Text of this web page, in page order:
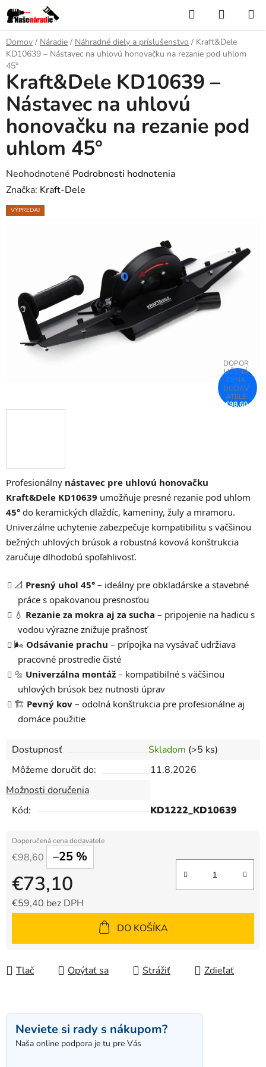
Prejsť
na
obsah
Hľadať
KOŠÍK
Domov / Náradie / Náhradné diely a príslušenstvo / Kraft&Dele
KD10639 – Nástavec na uhlovú honovačku na rezanie pod uhlom
45°
Profesionálny nástavec pre uhlovú honovačku
Kraft&Dele KD10639 umožňuje presné rezanie pod uhlom
45° do keramických dlaždíc, kameniny, žuly a mramoru.
Univerzálne uchytenie zabezpečuje kompatibilitu s väčšinou
bežných uhlových brúsok a robustná kovová konštrukcia
zaručuje dlhodobú spoľahlivosť.
📐 Presný uhol 45° – ideálny pre obkladárske a stavebné
práce s opakovanou presnosťou
💧 Rezanie za mokra aj za sucha – pripojenie na hadicu s
vodou výrazne znižuje prašnosť
🌬️ Odsávanie prachu – prípojka na vysávač udržiava
pracovné prostredie čisté
🔩 Univerzálna montáž – kompatibilné s väčšinou
uhlových brúsok bez nutnosti úprav
🏗️ Pevný kov – odolná konštrukcia pre profesionálne aj
domáce použitie
Dostupnosť Skladom (>5 ks)
Môžeme doručiť do:
11.8.2026
Možnosti doručenia
Kód:
KD1222_KD10639
€98,60 –25 %
€73,10
€59,40 bez DPH
DO KOŠÍKA
Tlač Opýtať sa Strážiť Zdieľať
Kraft&Dele KD10639 –
Nástavec na uhlovú
honovačku na rezanie pod
uhlom 45°
Priemerné
hodnotenie
produktu
hviezdičiek.
Neohodnotené Podrobnosti hodnotenia
Značka: Kraft-Dele
VÝPREDAJ
€98,60
Neviete si rady s nákupom?
Naša online podpora je tu pre Vás